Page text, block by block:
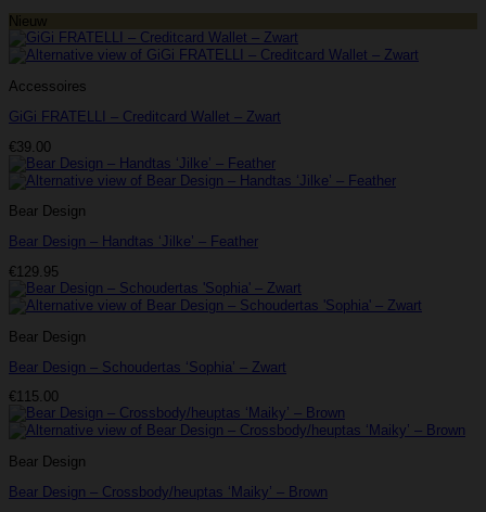
Nieuw
Accessoires
GiGi FRATELLI – Creditcard Wallet – Zwart
€39.00
Bear Design
Bear Design – Handtas ‘Jilke’ – Feather
€129.95
Bear Design
Bear Design – Schoudertas ‘Sophia’ – Zwart
€115.00
Bear Design
Bear Design – Crossbody/heuptas ‘Maiky’ – Brown